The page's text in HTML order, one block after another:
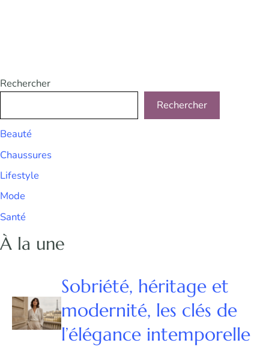
Rechercher
Rechercher
Beauté
Chaussures
Lifestyle
Mode
Santé
À la une
Sobriété, héritage et
modernité, les clés de
l’élégance intemporelle